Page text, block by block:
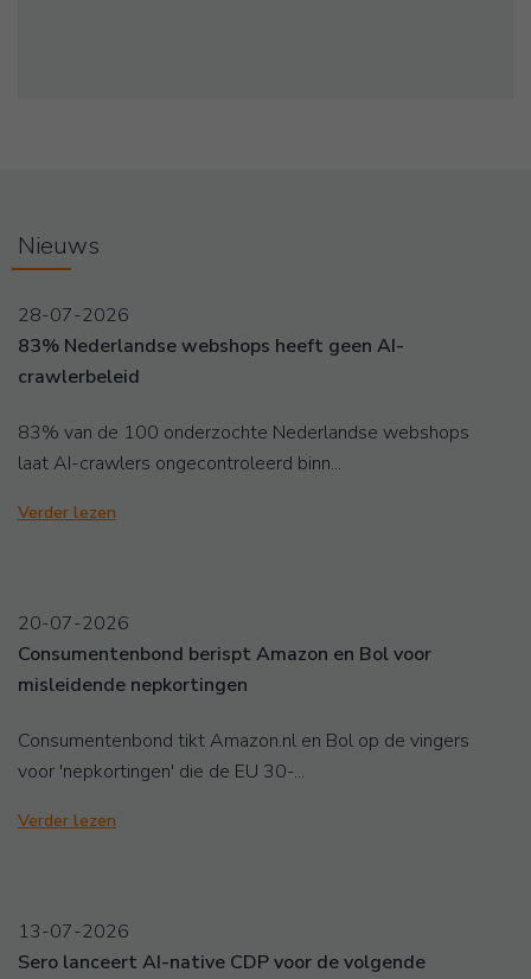
Nieuws
28-07-2026
83% Nederlandse webshops heeft geen AI-
crawlerbeleid
83% van de 100 onderzochte Nederlandse webshops
laat AI-crawlers ongecontroleerd binn...
Verder lezen
20-07-2026
Consumentenbond berispt Amazon en Bol voor
misleidende nepkortingen
Consumentenbond tikt Amazon.nl en Bol op de vingers
voor 'nepkortingen' die de EU 30-...
Verder lezen
13-07-2026
Sero lanceert AI-native CDP voor de volgende